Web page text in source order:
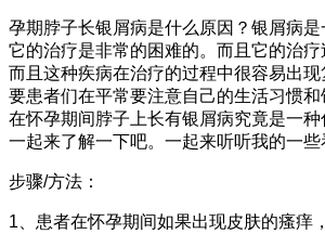
孕期脖子长银屑病是什么原因？银屑病是
它的治疗是非常的困难的。而且它的治疗
而且这种疾病在治疗的过程中很容易出
要患者们在平常要注意自己的生活习惯
在怀孕期间脖子上长有银屑病究竟是一
一起来了解一下吧。一起来听听我的一些
步骤/方法：
1、患者在怀孕期间如果出现皮肤的瘙痒